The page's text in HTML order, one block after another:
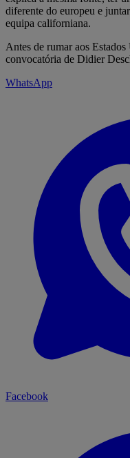
diferente do europeu e
equipa californiana.
Antes de rumar aos
convocatória de Didier
WhatsApp
Facebook